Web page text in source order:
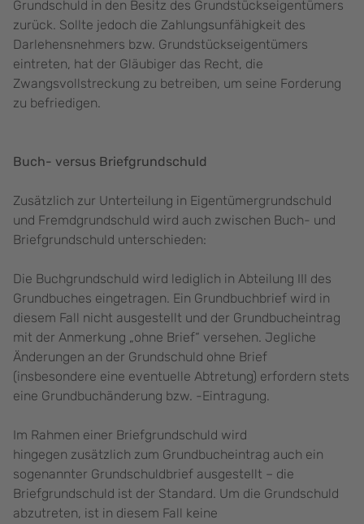
Grundschuld in den Besitz des Grundstückseigentümers
zurück. Sollte jedoch die Zahlungsunfähigkeit des
Darlehensnehmers bzw. Grundstückseigentümers
eintreten, hat der Gläubiger das Recht, die
Zwangsvollstreckung zu betreiben, um seine Forderung
zu befriedigen.
Buch- versus Briefgrundschuld
Zusätzlich zur Unterteilung in Eigentümergrundschuld
und Fremdgrundschuld wird auch zwischen Buch- und
Briefgrundschuld unterschieden:
Die Buchgrundschuld wird lediglich in Abteilung III des
Grundbuches eingetragen. Ein Grundbuchbrief wird in
diesem Fall nicht ausgestellt und der Grundbucheintrag
mit der Anmerkung „ohne Brief“ versehen. Jegliche
Änderungen an der Grundschuld ohne Brief
(insbesondere eine eventuelle Abtretung) erfordern stets
eine Grundbuchänderung bzw. -Eintragung.
Im Rahmen einer Briefgrundschuld wird
hingegen zusätzlich zum Grundbucheintrag auch ein
sogenannter Grundschuldbrief ausgestellt – die
Briefgrundschuld ist der Standard. Um die Grundschuld
abzutreten, ist in diesem Fall keine